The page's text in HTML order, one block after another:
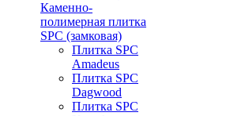
Каменно-
полимерная плитка
SPC (замковая)
Плитка SPC
Amadeus
Плитка SPC
Dagwood
Плитка SPC